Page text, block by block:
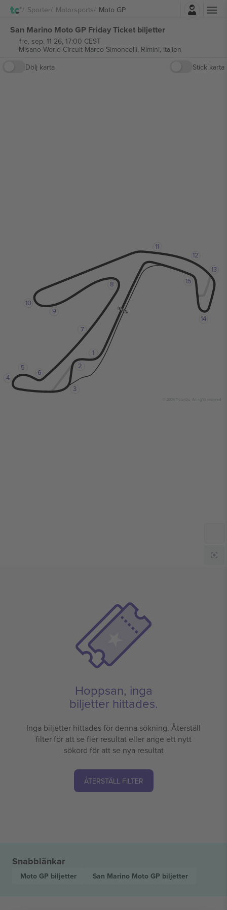
Sporter Motorsports Moto GP
San Marino Moto GP Friday Ticket biljetter
fre, sep. 11 26, 17:00 CEST
Misano World Circuit Marco Simoncelli, Rimini, Italien
Dölj karta
Stick karta
1
2
3
4
5
6
7
8
9
10
11
12
13
14
15
© 2024 Ticombo. All rights reserved
Hoppsan, inga
biljetter hittades.
Inga biljetter hittades för denna sökning. Återställ
filter för att se fler resultat eller ange ett nytt
sökord för att se nya resultat
ÅTERSTÄLL FILTER
Snabblänkar
Moto GP biljetter San Marino Moto GP biljetter